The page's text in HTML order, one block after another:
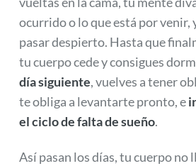
ocurrido o lo que está por venir,
pasar despierto. Hasta que
tu cuerpo cede y consigues
día siguiente, vuelves a tener
te obliga a levantarte pronto, e
el ciclo de falta de sueño.
Así pasan los días, tu cuerpo no